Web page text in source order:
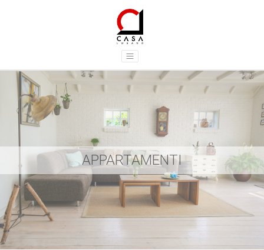
APPARTAMENTI